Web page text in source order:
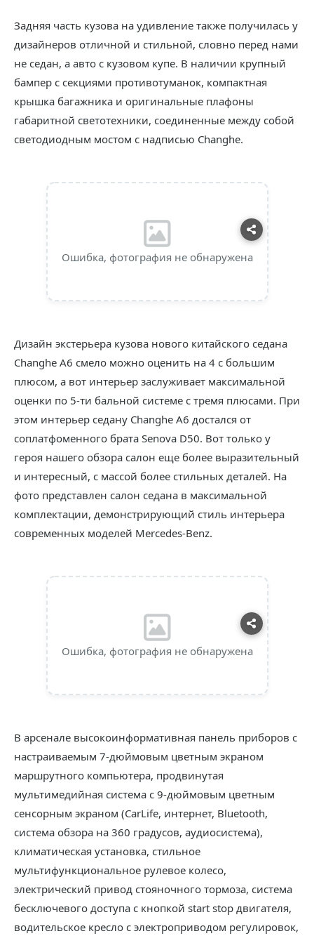
Задняя часть кузова на удивление также получилась у
дизайнеров отличной и стильной, словно перед нами
не седан, а авто с кузовом купе. В наличии крупный
бампер с секциями противотуманок, компактная
крышка багажника и оригинальные плафоны
габаритной светотехники, соединенные между собой
светодиодным мостом с надписью Changhe.
Ошибка, фотография не обнаружена
Дизайн экстерьера кузова нового китайского седана
Changhe A6 смело можно оценить на 4 с большим
плюсом, а вот интерьер заслуживает максимальной
оценки по 5-ти бальной системе с тремя плюсами. При
этом интерьер седану Changhe A6 достался от
соплатфоменного брата Senova D50. Вот только у
героя нашего обзора салон еще более выразительный
и интересный, с массой более стильных деталей. На
фото представлен салон седана в максимальной
комплектации, демонстрирующий стиль интерьера
современных моделей Mercedes-Benz.
Ошибка, фотография не обнаружена
В арсенале высокоинформативная панель приборов с
настраиваемым 7-дюймовым цветным экраном
маршрутного компьютера, продвинутая
мультимедийная система с 9-дюймовым цветным
сенсорным экраном (CarLife, интернет, Bluetooth,
система обзора на 360 градусов, аудиосистема),
климатическая установка, стильное
мультифункциональное рулевое колесо,
электрический привод стояночного тормоза, система
бесключевого доступа с кнопкой start stop двигателя,
водительское кресло с электроприводом регулировок,